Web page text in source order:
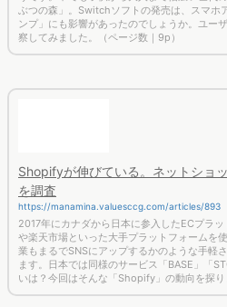
「Switchソフト『あつ森』リリー
『どう森 ポケットキャンプ』ユーザ
https://manamina.valuesccg.com/articles/925
うです。中でも子供から大人まで幅広い世代
Shopifyが伸びている。ネットショ
を調査
https://manamina.valuesccg.com/articles/893
2017年にカナダから日本に参入したECプラ
や楽天市場といった大手プラットフォームを
業もまるでSNSにアップするかのような手軽